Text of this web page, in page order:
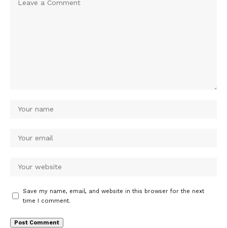
Save my name, email, and website in this browser for the next
time I comment.